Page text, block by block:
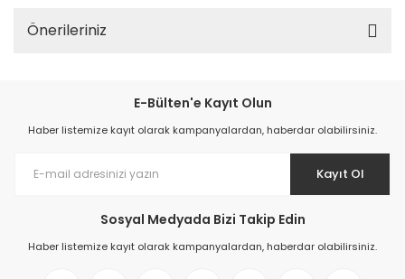
Önerileriniz
E-Bülten'e Kayıt Olun
Haber listemize kayıt olarak kampanyalardan, haberdar olabilirsiniz.
Kayıt Ol
Sosyal Medyada Bizi Takip Edin
Haber listemize kayıt olarak kampanyalardan, haberdar olabilirsiniz.